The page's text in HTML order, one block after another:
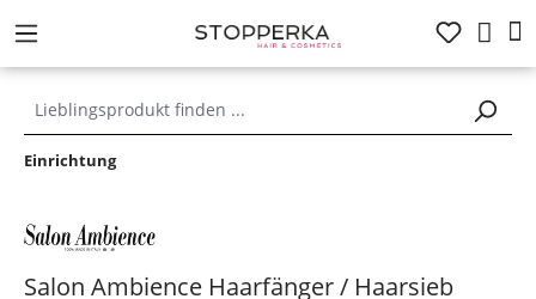
springen
Einrichtung
Salon Ambience Haarfänger / Haarsieb